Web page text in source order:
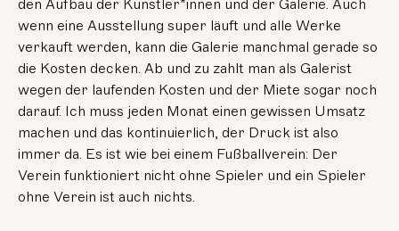
den Aufbau der Künstler*innen und der Galerie. Auch
wenn eine Ausstellung super läuft und alle Werke
verkauft werden, kann die Galerie manchmal gerade so
die Kosten decken. Ab und zu zahlt man als Galerist
wegen der laufenden Kosten und der Miete sogar noch
darauf. Ich muss jeden Monat einen gewissen Umsatz
machen und das kontinuierlich, der Druck ist also
immer da. Es ist wie bei einem Fußballverein: Der
Verein funktioniert nicht ohne Spieler und ein Spieler
ohne Verein ist auch nichts.